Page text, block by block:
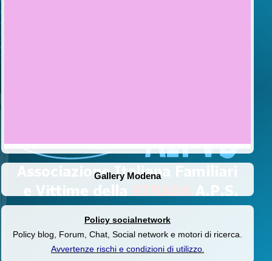
Gallery Modena
Policy socialnetwork
Policy blog, Forum, Chat, Social network e motori di ricerca.
Avvertenze rischi e condizioni di utilizzo.